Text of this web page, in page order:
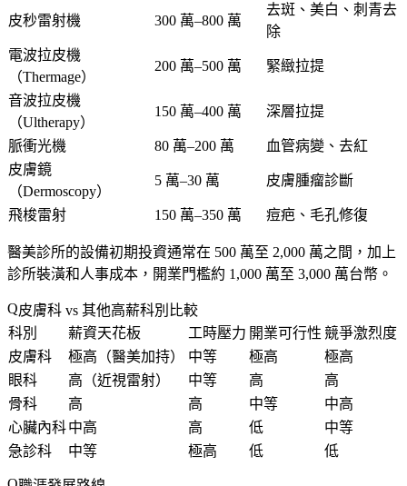
皮秒雷射機 300 萬–800 萬
去斑、美白、刺青去
除
電波拉皮機
（Thermage）
200 萬–500 萬 緊緻拉提
音波拉皮機
（Ultherapy）
150 萬–400 萬 深層拉提
脈衝光機 80 萬–200 萬
血管病變、去紅
皮膚鏡
（Dermoscopy）
5 萬–30 萬 皮膚腫瘤診斷
飛梭雷射 150 萬–350 萬 痘疤、毛孔修復
醫美診所的設備初期投資通常在 500 萬至 2,000 萬之間，加上
診所裝潢和人事成本，開業門檻約 1,000 萬至 3,000 萬台幣。
皮膚科 vs 其他高薪科別比較
科別
薪資天花板 工時壓力 開業可行性 競爭激烈度
皮膚科
極高（醫美加持） 中等 極高
極高
眼科
高（近視雷射） 中等 高
高
骨科
高 高 中等
中高
心臟內科中高 高 低
中等
急診科
中等 極高 低 低